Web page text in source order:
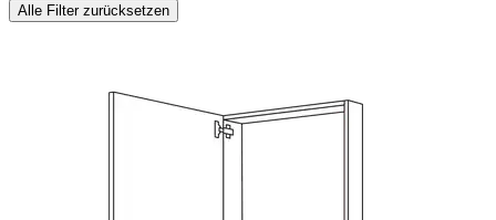
Alle Filter zurücksetzen